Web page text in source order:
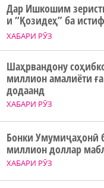
ХАБАРИ РӮЗ
Дар Ишкошим
и “Қозидеҳ” ба
ХАБАРИ РӮЗ
Шаҳрвандону
миллион амалиёти
додаанд
ХАБАРИ РӮЗ
Бонки Умумиҷаҳонӣ
миллион доллар